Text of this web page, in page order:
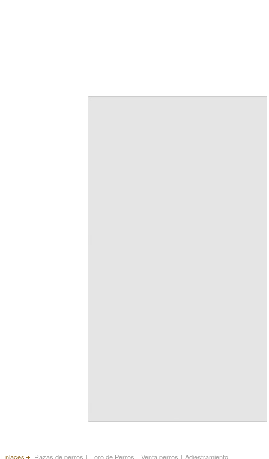
Enlaces Razas de perros | Foro de Perros | Venta perros | Adiestramiento